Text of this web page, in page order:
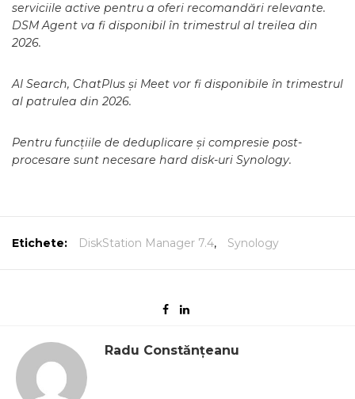
serviciile active pentru a oferi recomandări relevante.
DSM Agent va fi disponibil în trimestrul al treilea din
2026.
AI Search, ChatPlus și Meet vor fi disponibile în trimestrul
al patrulea din 2026.
Pentru funcțiile de deduplicare și compresie post-
procesare sunt necesare hard disk-uri Synology.
Etichete: DiskStation Manager 7.4, Synology
Radu Constănțeanu